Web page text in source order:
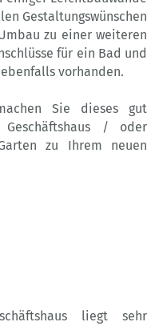
Gestaltungswünschen
zu einer weiteren
für ein Bad und
vorhanden.
Sie dieses gut
/ oder
zu Ihrem neuen
liegt sehr